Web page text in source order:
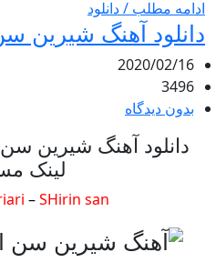
ادامه مطلب / دانلود
دانلود آهنگ شیرین
2020/02/16
3496
بدون دیدگاه
دانلود آهنگ شیرین
لینک
–SHirin san